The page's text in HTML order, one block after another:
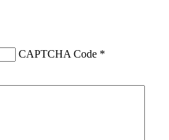
CAPTCHA Code *